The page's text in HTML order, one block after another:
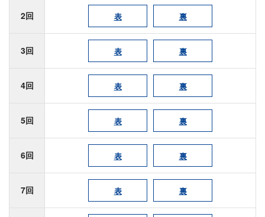
2回 表 裏
3回 表 裏
4回 表 裏
5回 表 裏
6回 表 裏
7回 表 裏